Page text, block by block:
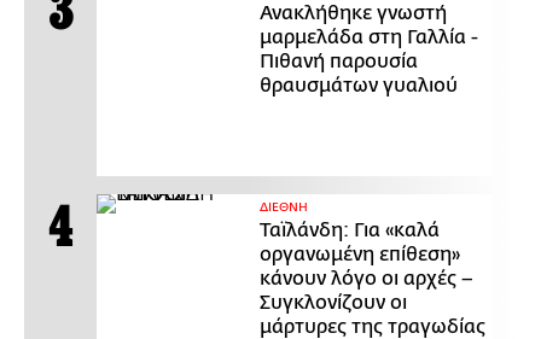
Ανακλήθηκε γνωστή
μαρμελάδα στη Γαλλία -
Πιθανή παρουσία
θραυσμάτων γυαλιού
ΔΙΕΘΝΗ
Ταϊλάνδη: Για «καλά
οργανωμένη επίθεση»
κάνουν λόγο οι αρχές –
Συγκλονίζουν οι
μάρτυρες της τραγωδίας